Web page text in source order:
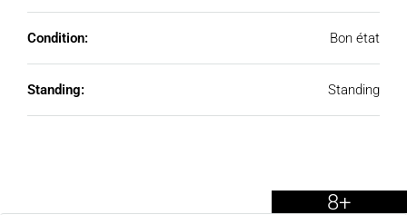
Condition: Bon état
Standing: Standing
8+